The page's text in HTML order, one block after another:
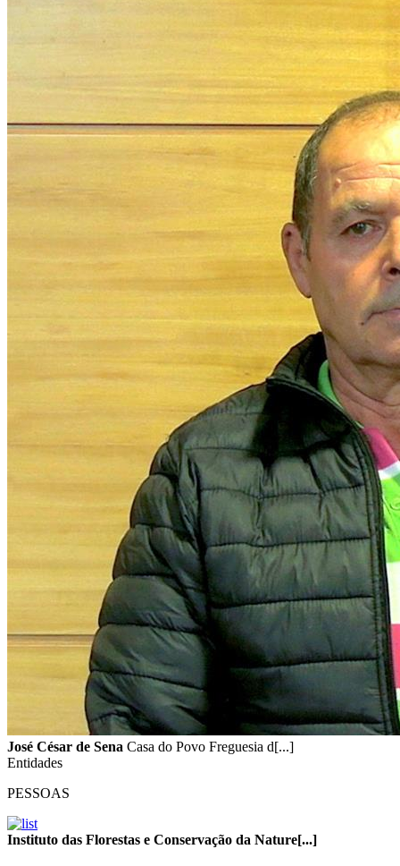
José César de Sena Casa do Povo Freguesia d[...]
Entidades
PESSOAS
Instituto das Florestas e Conservação da Nature[...]